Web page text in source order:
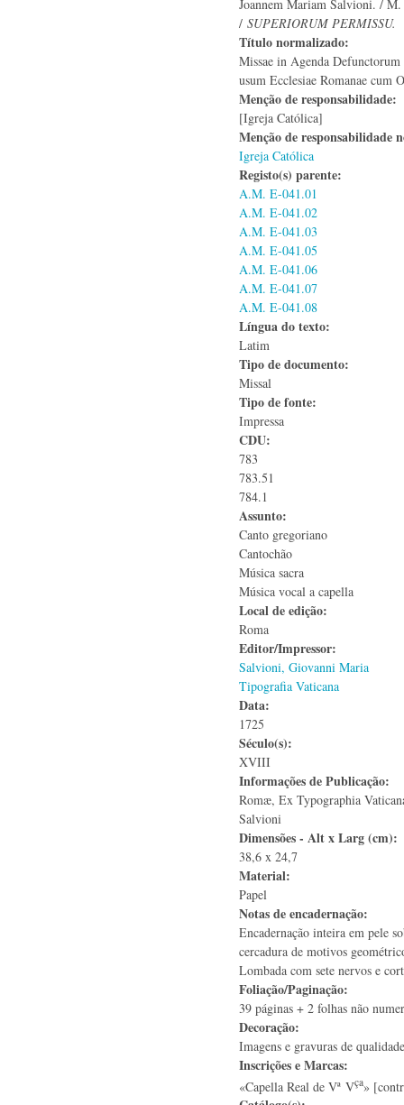
Joannem Mariam Salvioni. /
/ SUPERIORUM PERMISSU.
Título normalizado:
Missae in Agenda
usum Ecclesiae Romanae cum
Menção de responsabilidade:
[Igreja Católica]
Menção de responsabilidade
Igreja Católica
Registo(s) parente:
A.M. E-041.01
A.M. E-041.02
A.M. E-041.03
A.M. E-041.05
A.M. E-041.06
A.M. E-041.07
A.M. E-041.08
Língua do texto:
Latim
Tipo de documento:
Missal
Tipo de fonte:
Impressa
CDU:
783
783.51
784.1
Assunto:
Canto gregoriano
Cantochão
Música sacra
Música vocal a capella
Local de edição:
Roma
Editor/Impressor:
Salvioni, Giovanni Maria
Tipografia Vaticana
Data:
1725
Século(s):
XVIII
Informações de Publicação:
Romæ, Ex Typographia
Salvioni
Dimensões - Alt x Larg (cm):
38,6 x 24,7
Material:
Papel
Notas de encadernação:
Encadernação inteira em pele
cercadura de motivos
Lombada com sete nervos e
Foliação/Paginação:
39 páginas + 2 folhas não
Decoração:
Imagens e gravuras de
Inscrições e Marcas:
«Capella Real de Vª Vça»